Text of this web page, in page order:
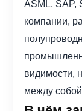
ASML, SAP,
компании,
видимости,
между собой.